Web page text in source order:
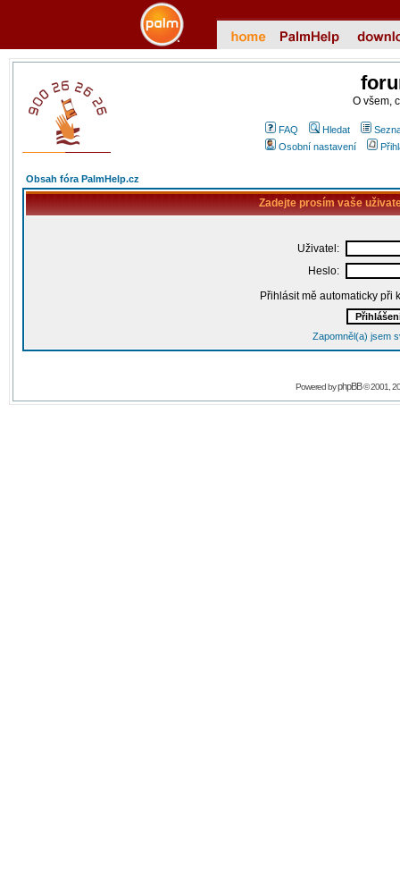
O všem,
FAQ Hledat
Osobní nastavení
Obsah fóra PalmHelp.cz
Zadejte prosím vaše
Uživatel:
Heslo:
Přihlásit mě automaticky při
Zapomněl(a) jsem
Powered byphpBB© 2001,